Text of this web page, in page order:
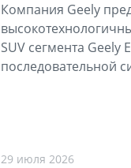
Компания Geely
SUV сегмента Geely
последовательной
29 июля 2026